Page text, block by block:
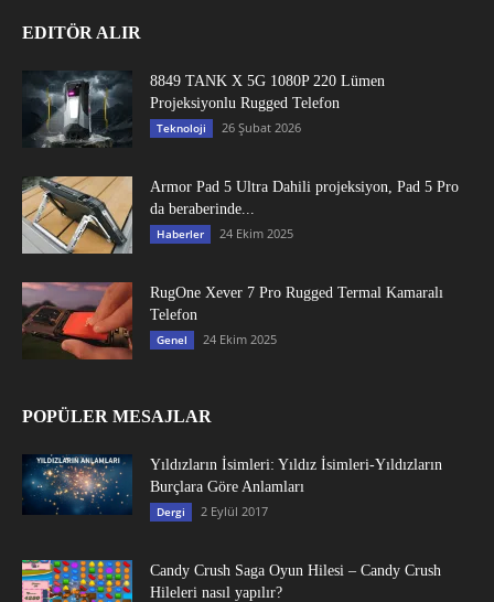
EDITÖR ALIR
8849 TANK X 5G 1080P 220 Lümen
Projeksiyonlu Rugged Telefon
Teknoloji 26 Şubat 2026
Armor Pad 5 Ultra Dahili projeksiyon, Pad 5 Pro
da beraberinde...
Haberler 24 Ekim 2025
RugOne Xever 7 Pro Rugged Termal Kamaralı
Telefon
Genel 24 Ekim 2025
POPÜLER MESAJLAR
Yıldızların İsimleri: Yıldız İsimleri-Yıldızların
Burçlara Göre Anlamları
Dergi 2 Eylül 2017
Candy Crush Saga Oyun Hilesi – Candy Crush
Hileleri nasıl yapılır?